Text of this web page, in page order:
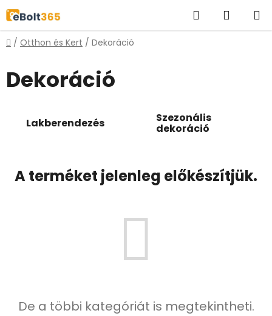
Ugrás
fő
tartalomhoz
KeresésKOSÁR
Kezdőlap
/ Otthon és Kert / Dekoráció
Dekoráció
Lakberendezés Szezonális
dekoráció
A terméket jelenleg előkészítjük.
De a többi kategóriát is megtekintheti.